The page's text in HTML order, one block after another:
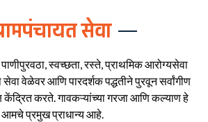
सेवा
स्वच्छता, रस्ते, प्राथमिक आरोग्यसेवा
वेळेवर आणि पारदर्शक पद्धतीने पुरवून सर्वांगीण
केंद्रित करते. गावकऱ्यांच्या गरजा आणि कल्याण हे
आमचे प्रमुख प्राधान्य आहे.